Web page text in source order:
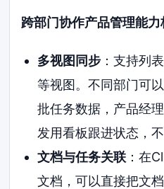
跨部门协作产品管理能力
多视图同步：支持列
等视图。不同部门可
批任务数据，产品经
发用看板跟进状态，
文档与任务关联：在
文档，可以直接把文